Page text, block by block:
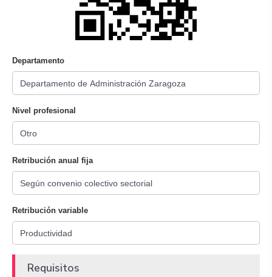
Departamento
Nivel profesional
Retribución anual fija
Retribución variable
Requisitos